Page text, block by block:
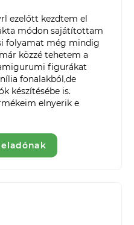
ezelőtt kezdtem el
módon sajátítottam
folyamat még mindig
közzé tehetem a
figurákat
fonalakból,de
készítésébe is.
elnyerik e